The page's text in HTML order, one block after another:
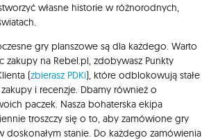
własne historie w różnorodnych,
gry planszowe są dla każdego. Warto
zakupy na Rebel.pl, zdobywasz Punkty
(zbierasz PDKi), które odblokowują stałe
i recenzje. Dbamy również o
paczek. Nasza bohaterska ekipa
troszczy się o to, aby zamówione gry
doskonałym stanie. Do każdego zamówienia